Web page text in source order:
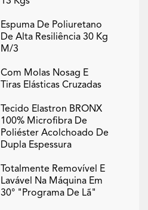
Espuma De Poliuretano
De Alta Resiliência 30 Kg
M/3
Com Molas Nosag E
Tiras Elásticas Cruzadas
Tecido Elastron BRONX
100% Microfibra De
Poliéster Acolchoado De
Dupla Espessura
Totalmente Removível E
Lavável Na Máquina Em
30° "programa De Lã"